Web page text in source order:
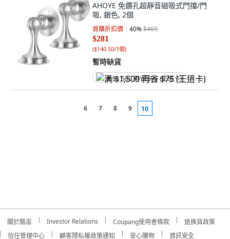
AHOYE 免鑽孔超靜音磁吸式門擋/門
吸, 銀色, 2個
首購折扣價 40%$469
$281
($140.50/1個)
暫時缺貨
满 $1,500 再省 $75 (王道卡)
6 7 8 9 10
關於酷澎 Investor Relations Coupang使用者條款
退換貨政策
信任管理中心
顧客隱私權政策通知 安心購物 資訊安全